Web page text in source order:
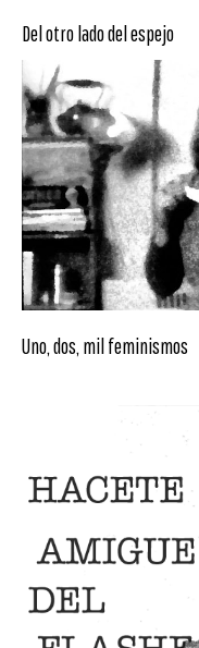
Del otro lado del espejo
Uno, dos, mil feminismos